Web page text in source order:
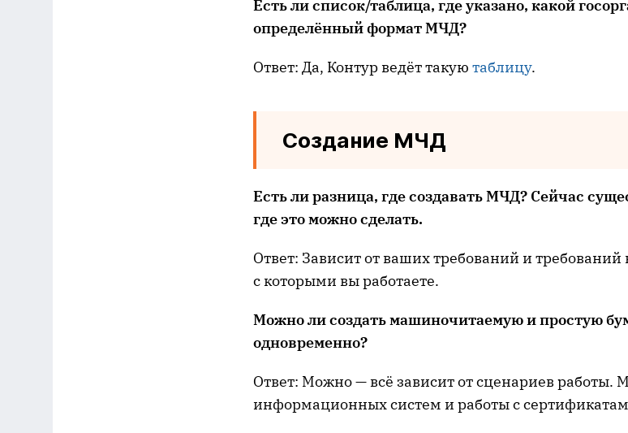
Есть ли список/таблица, где указано, какой
определённый формат МЧД?
Ответ: Да, Контур ведёт такую таблицу.
Создание МЧД
Есть ли разница, где создавать МЧД? Сейчас
где это можно сделать.
Ответ: Зависит от ваших требований и
с которыми вы работаете.
Можнолисоздатьмашиночитаемуюи простую
одновременно?
Ответ: Можно — всё зависит от сценариев
информационных систем и работы с